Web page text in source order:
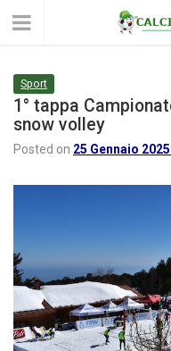
Sport
1° tappa
snow volley
Posted on 25 Gennaio 2025